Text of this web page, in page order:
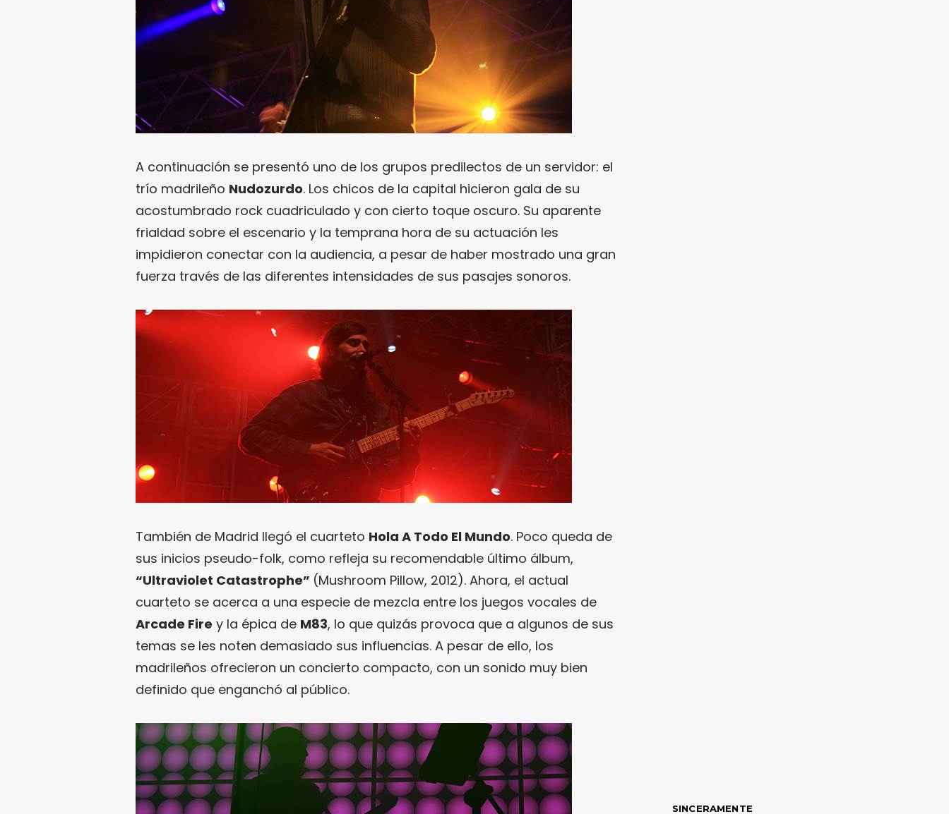
A continuación se presentó uno de los grupos predilectos de un servidor: el
trío madrileño Nudozurdo. Los chicos de la capital hicieron gala de su
acostumbrado rock cuadriculado y con cierto toque oscuro. Su aparente
frialdad sobre el escenario y la temprana hora de su actuación les
impidieron conectar con la audiencia, a pesar de haber mostrado una gran
fuerza través de las diferentes intensidades de sus pasajes sonoros.
También de Madrid llegó el cuarteto Hola A Todo El Mundo. Poco queda de
sus inicios pseudo-folk, como refleja su recomendable último álbum,
“Ultraviolet Catastrophe” (Mushroom Pillow, 2012). Ahora, el actual
cuarteto se acerca a una especie de mezcla entre los juegos vocales de
Arcade Fire y la épica de M83, lo que quizás provoca que a algunos de sus
temas se les noten demasiado sus influencias. A pesar de ello, los
madrileños ofrecieron un concierto compacto, con un sonido muy bien
definido que enganchó al público.
SINCERAMENTE